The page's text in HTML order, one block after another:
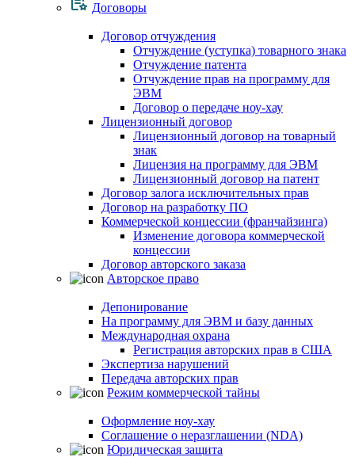
Договоры
Договор отчуждения
Отчуждение (уступка) товарного знака
Отчуждение патента
Отчуждение прав на программу для
ЭВМ
Договор о передаче ноу-хау
Лицензионный договор
Лицензионный договор на товарный
знак
Лицензия на программу для ЭВМ
Лицензионный договор на патент
Договор залога исключительных прав
Договор на разработку ПО
Коммерческой концессии (франчайзинга)
Изменение договора коммерческой
концессии
Договор авторского заказа
Авторское право
Депонирование
На программу для ЭВМ и базу данных
Международная охрана
Регистрация авторских прав в США
Экспертиза нарушений
Передача авторских прав
Режим коммерческой тайны
Оформление ноу-хау
Соглашение о неразглашении (NDA)
Юридическая защита